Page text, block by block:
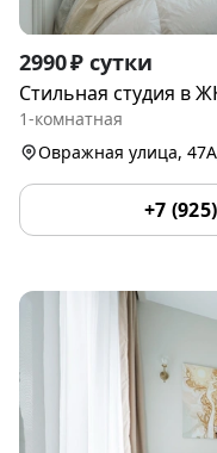
Item
1
of
9
2990 ₽ сутки
Стильная студия в
1-комнатная
Овражная улица, 47А
+7